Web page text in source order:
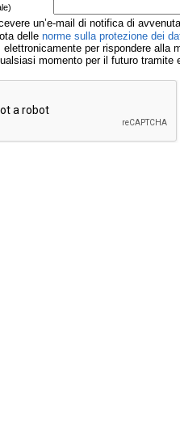
un’e-mail di notifica di
delle norme sulla protezione dei
per rispondere alla
momento per il futuro tramite